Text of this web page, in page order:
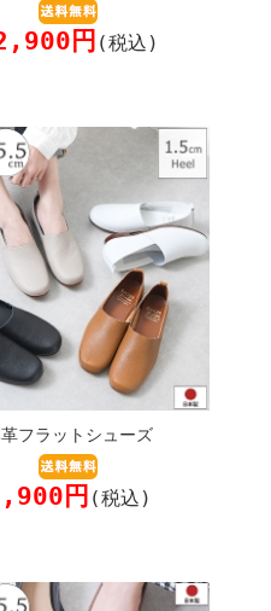
円 (税込)
フラットシューズ
円 (税込)